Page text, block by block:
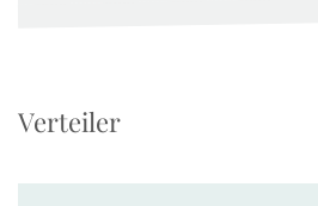
Verteiler